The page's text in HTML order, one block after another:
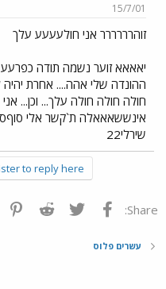
ש
א
ר
15/7/01
זוהרררררר אני חולעעעע עלך
יאאאא זוער נשמה תודה
ההונדה שלי אהה.... אחרת יהיה
חולה חולה חולה עלך... וכן...
אינששאאאלה ת`קשר אלי
שירלי22
to reply here.
Share: פייסבוק Twitter
Reddit
עשרים פלוס